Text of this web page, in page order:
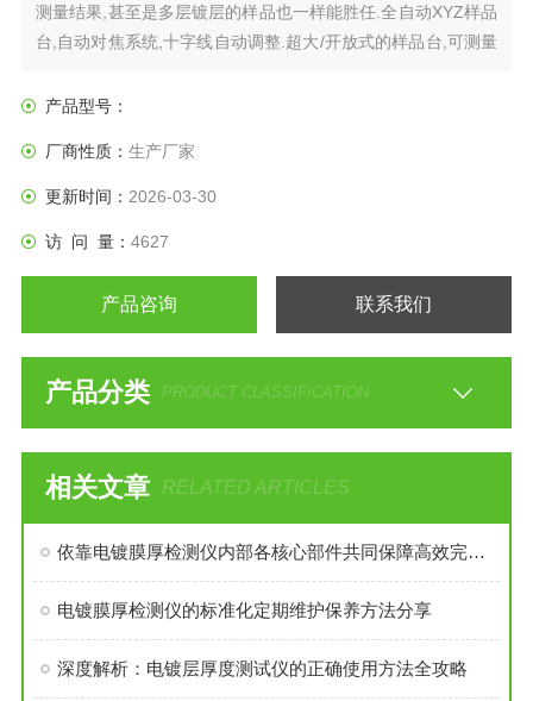
测量结果,甚至是多层镀层的样品也一样能胜任.全自动XYZ样品
台,自动对焦系统,十字线自动调整.超大/开放式的样品台,可测量
金属层、合金电镀厚度.
产品型号：
厂商性质： 生产厂家
更新时间： 2026-03-30
访 问 量： 4627
产品咨询 联系我们
产品分类 PRODUCT CLASSIFICATION
相关文章 RELATED ARTICLES
依靠电镀膜厚检测仪内部各核心部件共同保障高效完成镀层检测作业
电镀膜厚检测仪的标准化定期维护保养方法分享
深度解析：电镀层厚度测试仪的正确使用方法全攻略